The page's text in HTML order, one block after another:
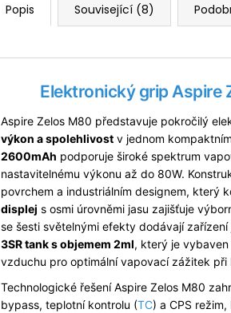
Popis Související (8)
Elektronický grip Aspire
Aspire Zelos M80 představuje pokročilý
výkon a spolehlivost v jednom
2600mAh podporuje široké spektrum
nastavitelnému výkonu až do 80W.
povrchem a industriálním designem, který
displej s osmi úrovněmi jasu zajišťuje
se šesti světelnými efekty dodávají
3SR tank s objemem 2ml, který je
vzduchu pro optimální vapovací zážitek
Technologické řešení Aspire Zelos M80
bypass, teplotní kontrolu (TC) a CPS